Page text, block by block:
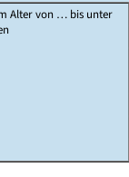
Alter von … bis unter